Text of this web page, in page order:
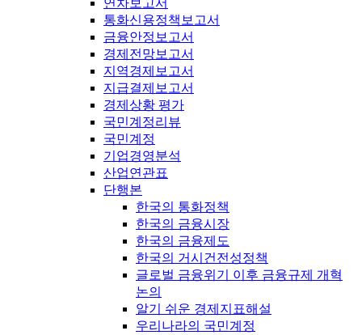
연차보고서
통화신용정책보고서
금융안정보고서
경제전망보고서
지역경제보고서
지급결제보고서
경제상황 평가
국민계정리뷰
국민계정
기업경영분석
산업연관표
단행본
한국의 통화정책
한국의 금융시장
한국의 금융제도
한국의 거시건전성정책
글로벌 금융위기 이후 금융규제 개혁
논의
알기 쉬운 경제지표해설
우리나라의 국민계정